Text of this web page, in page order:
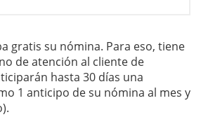
gratis su nómina. Para eso, tiene
de atención al cliente de
hasta 30 días una
1 anticipo de su nómina al mes y